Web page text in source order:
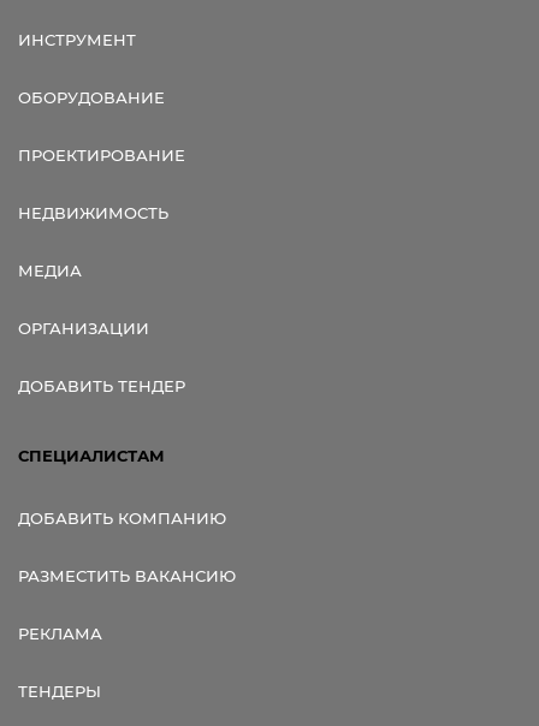
ИНСТРУМЕНТ
ОБОРУДОВАНИЕ
ПРОЕКТИРОВАНИЕ
НЕДВИЖИМОСТЬ
МЕДИА
ОРГАНИЗАЦИИ
ДОБАВИТЬ ТЕНДЕР
СПЕЦИАЛИСТАМ
ДОБАВИТЬ КОМПАНИЮ
РАЗМЕСТИТЬ ВАКАНСИЮ
РЕКЛАМА
ТЕНДЕРЫ